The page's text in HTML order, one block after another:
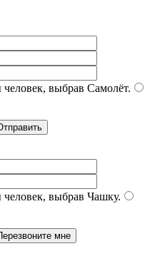
выбрав Самолёт.
выбрав Чашку.